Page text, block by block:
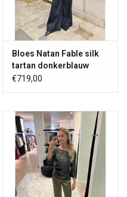
Bloes Natan Fable silk
tartan donkerblauw
€719,00